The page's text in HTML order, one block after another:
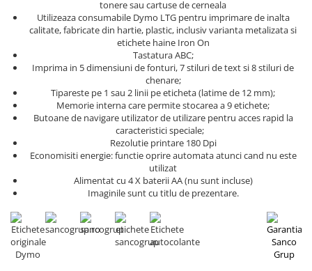
Nituri High performance Rapid
Nituri automotive Rapid colorate
Capsatoare pneumatice
Pistoale pneumatice batut cuie in
banda
Pistoale pneumatice duale batut
capse sau cuie in banda
Preducele si Clesti pentru ocheti
finisare bannere
Preducele Rapid
Capse, Pini si Cuie
Capse Rapid
Cuie Rapid
Ciocane de capsat pentru fixat
Scule de mana electricieni
Scule de mana KNIPEX
Scule multifunctionale si accesorii
Scule pentru aviatie
Scule pentru constructii navale si
intretinere nave
Scule pentru instalari panouri
fotovoltaice
Scule pentru reparatii biciclete |
motociclete
Scule si unelte VDE
Scule unelte lucru la inaltime
Surubelnite
Surubelnite pentru Mecanici
Surubelnite testare tensiune
(Engineer)
tonere sau cartuse de cerneala
Utilizeaza consumabile Dymo LTG pentru imprimare de inalta
calitate, fabricate din hartie, plastic, inclusiv varianta metalizata si
etichete haine Iron On
Tastatura ABC;
Imprima in 5 dimensiuni de fonturi, 7 stiluri de text si 8 stiluri de
chenare;
Tipareste pe 1 sau 2 linii pe eticheta (latime de 12 mm);
Memorie interna care permite stocarea a 9 etichete;
Butoane de navigare utilizator de utilizare pentru acces rapid la
caracteristici speciale;
Rezolutie printare 180 Dpi
Economisiti energie: functie oprire automata atunci cand nu este
utilizat
Alimentat cu 4 X baterii AA (nu sunt incluse)
Imaginile sunt cu titlu de prezentare.